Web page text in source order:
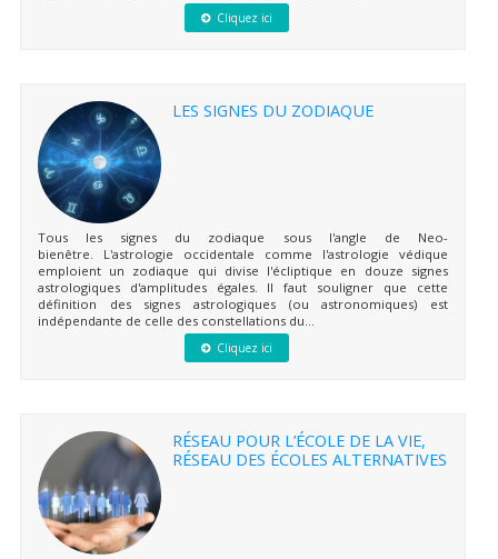
Cliquez ici
LES SIGNES DU ZODIAQUE
Tous les signes du zodiaque sous l'angle de Neo-
bienêtre. L'astrologie occidentale comme l'astrologie védique
emploient un zodiaque qui divise l'écliptique en douze signes
astrologiques d'amplitudes égales. Il faut souligner que cette
définition des signes astrologiques (ou astronomiques) est
indépendante de celle des constellations du...
Cliquez ici
RÉSEAU POUR L’ÉCOLE DE LA VIE,
RÉSEAU DES ÉCOLES ALTERNATIVES